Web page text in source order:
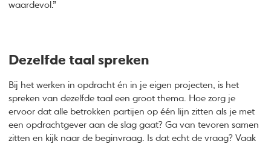
waardevol.”
Dezelfde taal spreken
Bij het werken in opdracht én in je eigen projecten, is het
spreken van dezelfde taal een groot thema. Hoe zorg je
ervoor dat alle betrokken partijen op één lijn zitten als je met
een opdrachtgever aan de slag gaat? Ga van tevoren samen
zitten en kijk naar de beginvraag. Is dat echt de vraag? Vaak